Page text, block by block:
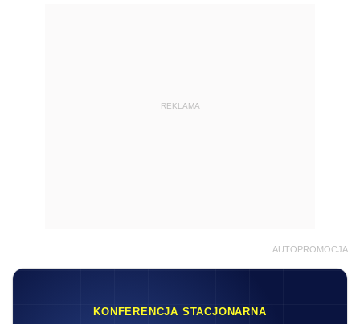
REKLAMA
AUTOPROMOCJA
KONFERENCJA STACJONARNA